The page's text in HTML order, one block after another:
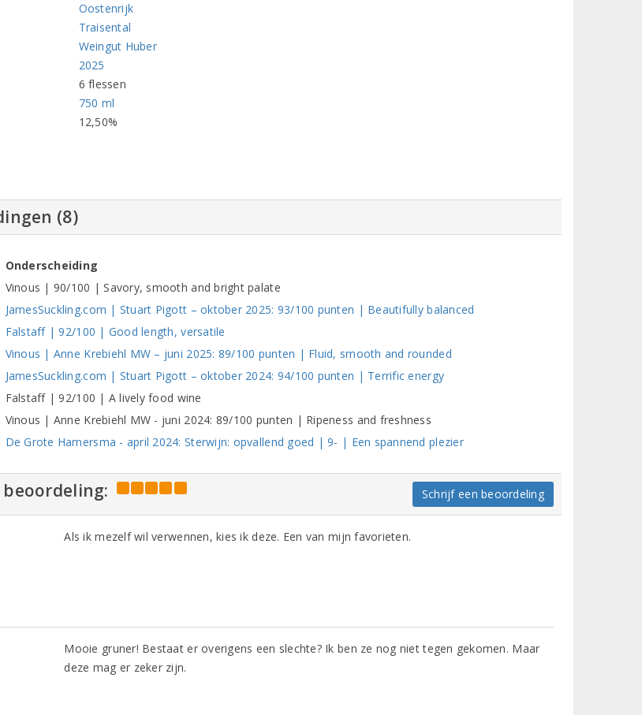
Oostenrijk
Traisental
Weingut Huber
2025
6 flessen
750 ml
12,50%
(8)
Onderscheiding
Vinous | 90/100 | Savory, smooth and bright palate
JamesSuckling.com | Stuart Pigott – oktober 2025: 93/100 punten | Beautifully balanced
Falstaff | 92/100 | Good length, versatile
Vinous | Anne Krebiehl MW – juni 2025: 89/100 punten | Fluid, smooth and rounded
JamesSuckling.com | Stuart Pigott – oktober 2024: 94/100 punten | Terrific energy
Falstaff | 92/100 | A lively food wine
Vinous | Anne Krebiehl MW - juni 2024: 89/100 punten | Ripeness and freshness
De Grote Hamersma - april 2024: Sterwijn: opvallend goed | 9- | Een spannend plezier
beoordeling: Schrijf een beoordeling
Als ik mezelf wil verwennen, kies ik deze. Een van mijn favorieten.
Mooie gruner! Bestaat er overigens een slechte? Ik ben ze nog niet tegen gekomen. Maar
deze mag er zeker zijn.